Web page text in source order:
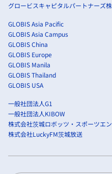
グロービスキャピタルパートナーズ
GLOBIS Asia Pacific
GLOBIS Asia Campus
GLOBIS China
GLOBIS Europe
GLOBIS Manila
GLOBIS Thailand
GLOBIS USA
一般社団法人G1
一般社団法人KIBOW
株式会社茨城ロボッツ・スポーツエ
株式会社LuckyFM茨城放送